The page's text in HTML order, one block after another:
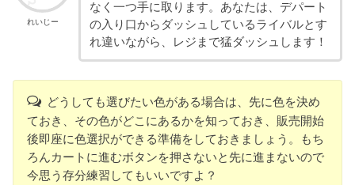
れいじー
なく一つ手に取ります。あなたは、デパート
の入り口からダッシュしているライバルとす
れ違いながら、レジまで猛ダッシュします！
どうしても選びたい色がある場合は、先に色を決め
ておき、その色がどこにあるかを知っておき、販売開始
後即座に色選択ができる準備をしておきましょう。もち
ろんカートに進むボタンを押さないと先に進まないので
今思う存分練習してもいいですよ？